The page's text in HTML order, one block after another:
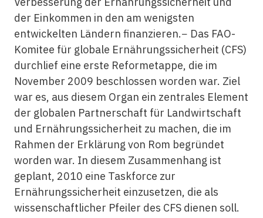
der Einkommen in den am wenigsten
entwickelten Ländern finanzieren.− Das FAO-
Komitee für globale Ernährungssicherheit (CFS)
durchlief eine erste Reformetappe, die im
November 2009 beschlossen worden war. Ziel
war es, aus diesem Organ ein zentrales Element
der globalen Partnerschaft für Landwirtschaft
und Ernährungssicherheit zu machen, die im
Rahmen der Erklärung von Rom begründet
worden war. In diesem Zusammenhang ist
geplant, 2010 eine Taskforce zur
Ernährungssicherheit einzusetzen, die als
wissenschaftlicher Pfeiler des CFS dienen soll.